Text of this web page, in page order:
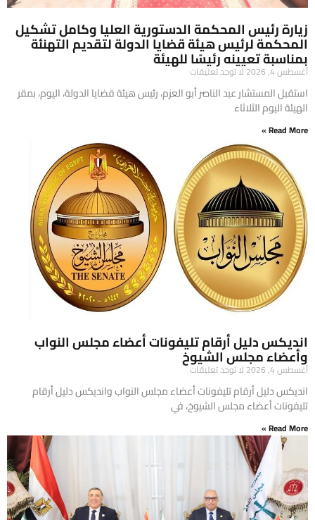
زيارة رئيس المحكمة الدستورية العليا وكامل تشكيل
المحكمة لرئيس هيئة قضايا الدولة لتقديم التهنئة
بمناسبة تعيينه رئيسًا للهيئة
أغسطس 4, 2026 لا توجد تعليقات
​استقبل المستشار عبد الناصر أبو العزم، رئيس هيئة قضايا الدولة، اليوم، بمقر
الهيئة اليوم الثلاثاء
Read More »
انديكس دليل أرقام تليفونات أعضاء مجلس النواب
وأعضاء مجلس الشيوخ
أغسطس 4, 2026 لا توجد تعليقات
انديكس دليل أرقام تليفونات أعضاء مجلس النواب وانديكس دليل أرقام
تليفونات أعضاء مجلس الشيوخ، في
Read More »